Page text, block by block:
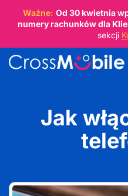
Ważne: Od 30 kwietnia
numery rachunków dla
sekcji
Jak